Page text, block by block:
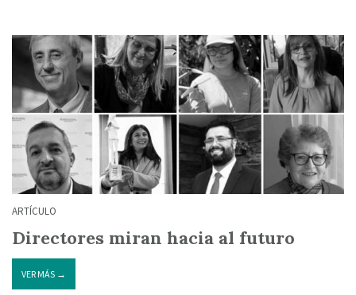
ARTÍCULO
Directores miran hacia al futuro
VER MÁS →